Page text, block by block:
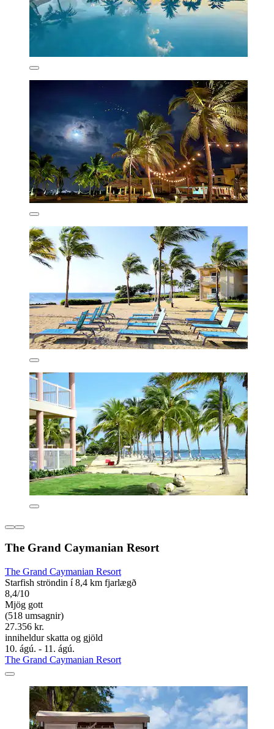
The Grand Caymanian Resort
The Grand Caymanian Resort
Starfish ströndin í 8,4 km fjarlægð
8,4/10
Mjög gott
(518 umsagnir)
27.356 kr.
inniheldur skatta og gjöld
10. ágú. - 11. ágú.
The Grand Caymanian Resort